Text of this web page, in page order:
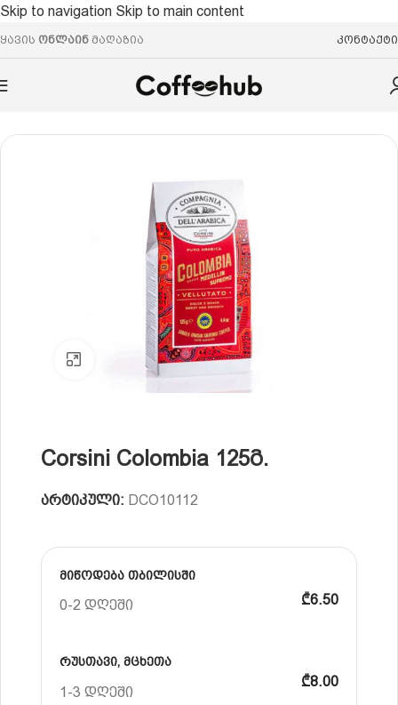
Skip to navigation Skip to main content
ყავის ონლაინ მაღაზია კონტაქტი
Click to enlarge
Corsini Colombia 125გ.
არტიკული: DCO10112
მიწოდება თბილისში
0-2 დღეში ₾6.50
რუსთავი, მცხეთა
1-3 დღეში
₾8.00